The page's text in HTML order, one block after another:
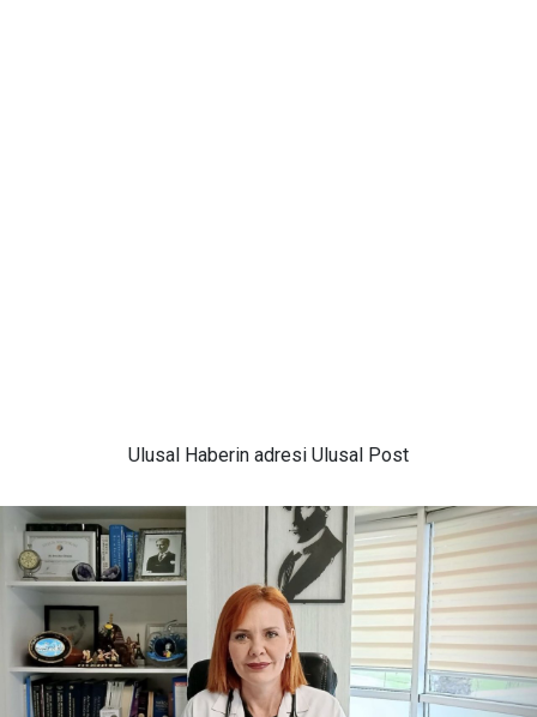
Ulusal Haberin adresi Ulusal Post